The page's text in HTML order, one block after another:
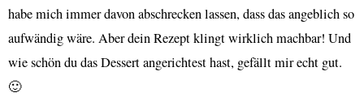
habe mich immer davon abschrecken lassen, dass das angeblich so
aufwändig wäre. Aber dein Rezept klingt wirklich machbar! Und
wie schön du das Dessert angerichtest hast, gefällt mir echt gut.
🙂